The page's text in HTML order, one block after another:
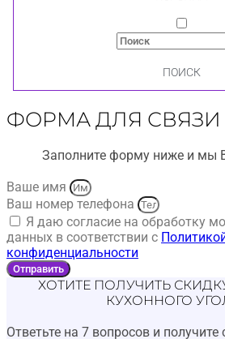
ПОИСК
ФОРМА ДЛЯ СВЯЗИ
Заполните форму ниже и мы
Ваше имя
Ваш номер телефона
Я даю согласие на обработку
данных в соответствии с
конфиденциальности
Отправить
ХОТИТЕ ПОЛУЧИТЬ
КУХОННОГО
Ответьте на 7 вопросов и получите